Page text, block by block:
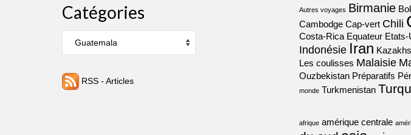
Catégories
RSS - Articles
Autres voyages Birmanie
Cambodge Cap-vert Chili
Costa-Rica Equateur Etats-
Indonésie Iran
Les coulisses Malaisie
Ouzbekistan Préparatifs
monde Turkmenistan
afrique amérique centrale